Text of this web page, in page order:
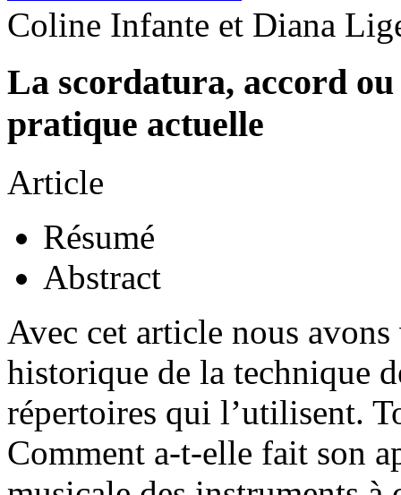
Coline Infante et Diana
La scordatura, accord
pratique actuelle
Article
Résumé
Abstract
Avec cet article nous
historique de la technique
répertoires qui l’utilisent.
Comment a-t-elle fait son